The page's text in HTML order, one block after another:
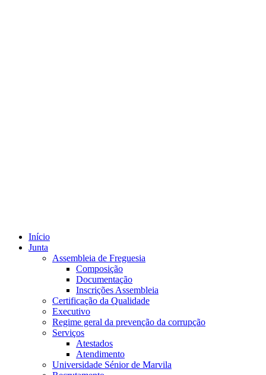
Início
Junta
Assembleia de Freguesia
Composição
Documentação
Inscrições Assembleia
Certificação da Qualidade
Executivo
Regime geral da prevenção da corrupção
Serviços
Atestados
Atendimento
Universidade Sénior de Marvila